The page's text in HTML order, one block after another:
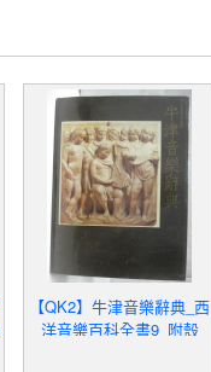
【QK2】牛津音樂辭典_西
洋音樂百科全書9_附殼